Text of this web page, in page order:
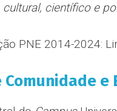
científico e
PNE 2014-2024:
e